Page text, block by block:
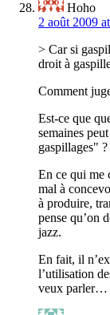
Hoho
2 août 2009
> Car si
droit à
Comment
Est-ce que
semaines
gaspillages" ?
En ce qui me
mal à
à produire,
pense qu’on
jazz.
En fait, il
l’utilisation
veux parler…